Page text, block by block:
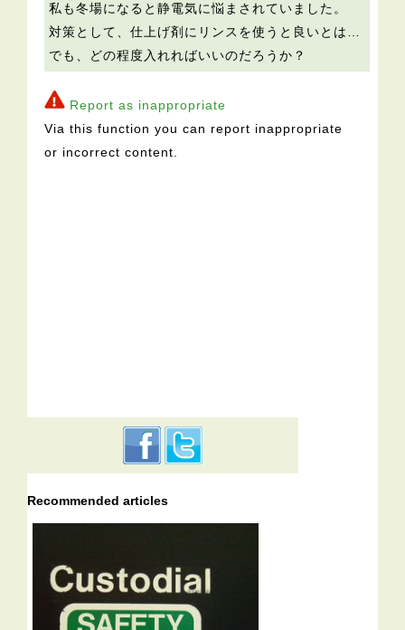
私も冬場になると静電気に悩まされていました。
対策として、仕上げ剤にリンスを使うと良いとは…
でも、どの程度入れればいいのだろうか？
Report as inappropriate
Via this function you can report inappropriate
or incorrect content.
Recommended articles